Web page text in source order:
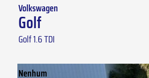
Volkswagen
Golf
Golf 1.6 TDI
Nenhum